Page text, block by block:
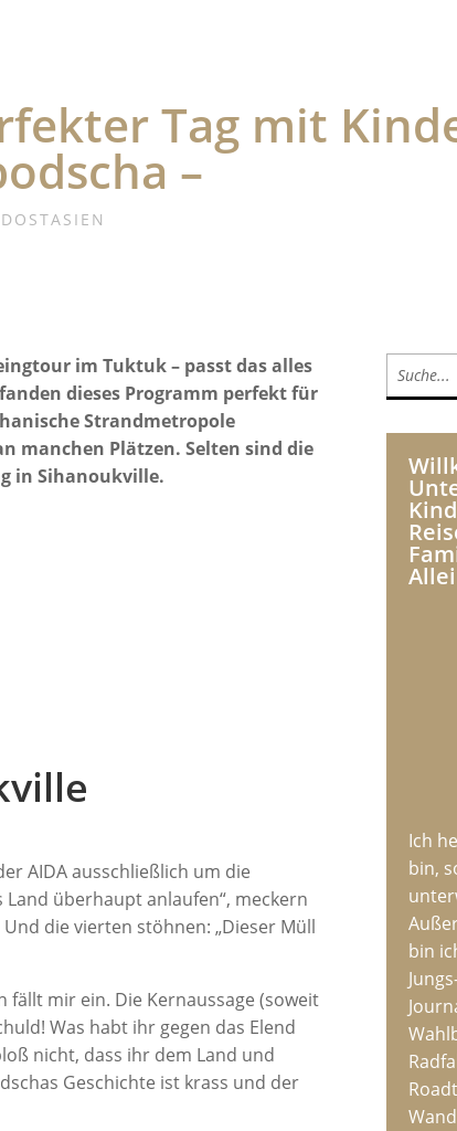
Tag mit
–
im Tuktuk – passt das alles
dieses Programm perfekt für
Strandmetropole
manchen Plätzen. Selten sind die
in Sihanoukville.
AIDA ausschließlich um die
Land überhaupt anlaufen“, meckern
die vierten stöhnen: „Dieser Müll
fällt mir ein. Die Kernaussage (soweit
Was habt ihr gegen das Elend
nicht, dass ihr dem Land und
Geschichte ist krass und der
Ich
bin,
bin